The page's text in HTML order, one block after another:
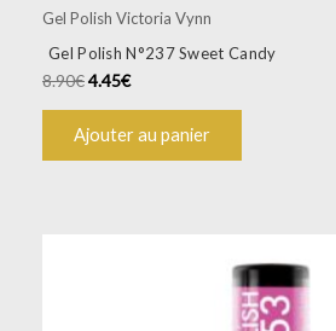
Gel Polish Victoria Vynn
Gel Polish N°237 Sweet Candy
8.90€4.45€
Ajouter au panier